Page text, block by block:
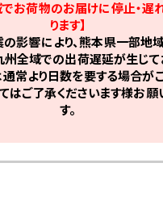
でお荷物のお届けに停止・遅
ります】
影響により、熊本県一部地
州全域での出荷遅延が生じて
常より日数を要する場合がご
はご了承くださいます様お願
す。